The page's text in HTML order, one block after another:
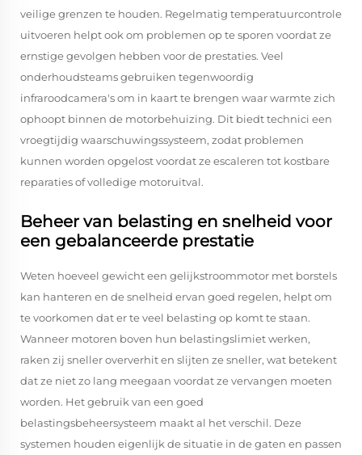
veilige grenzen te houden. Regelmatig temperatuurcontrole
uitvoeren helpt ook om problemen op te sporen voordat ze
ernstige gevolgen hebben voor de prestaties. Veel
onderhoudsteams gebruiken tegenwoordig
infraroodcamera's om in kaart te brengen waar warmte zich
ophoopt binnen de motorbehuizing. Dit biedt technici een
vroegtijdig waarschuwingssysteem, zodat problemen
kunnen worden opgelost voordat ze escaleren tot kostbare
reparaties of volledige motoruitval.
Beheer van belasting en snelheid voor
een gebalanceerde prestatie
Weten hoeveel gewicht een gelijkstroommotor met borstels
kan hanteren en de snelheid ervan goed regelen, helpt om
te voorkomen dat er te veel belasting op komt te staan.
Wanneer motoren boven hun belastingslimiet werken,
raken zij sneller oververhit en slijten ze sneller, wat betekent
dat ze niet zo lang meegaan voordat ze vervangen moeten
worden. Het gebruik van een goed
belastingsbeheersysteem maakt al het verschil. Deze
systemen houden eigenlijk de situatie in de gaten en passen